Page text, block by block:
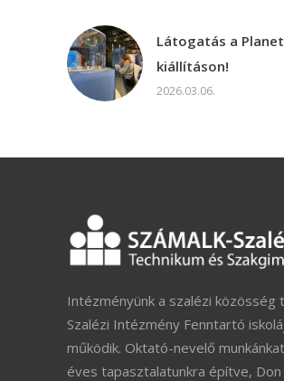
Látogatás a Planet
kiállításon!
2026.03.06.
Intézményünk a szalézi közösség
Szalézi Intézmény Fenntartó
működik. Oktató-nevelő
éves tapasztalatunkra építve, Don